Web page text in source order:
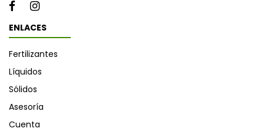
ENLACES
Fertilizantes
Líquidos
Sólidos
Asesoría
Cuenta